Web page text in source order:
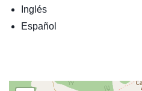
Inglés
Español